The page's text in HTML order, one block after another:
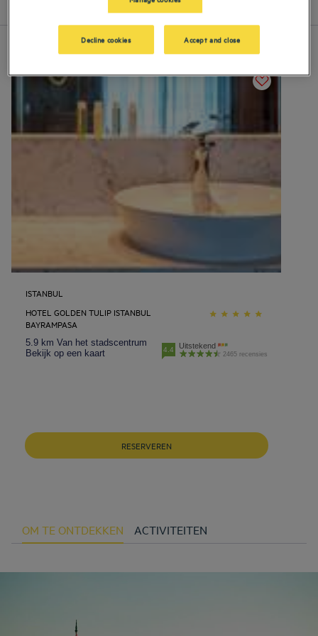
Kaart
ISTANBUL
HOTEL GOLDEN TULIP ISTANBUL
BAYRAMPASA
5.9 km Van het stadscentrum
Bekijk op een kaart
4.4 Uitstekend
2465 recensies
RESERVEREN
OM TE ONTDEKKEN ACTIVITEITEN
Decline cookies Accept and close